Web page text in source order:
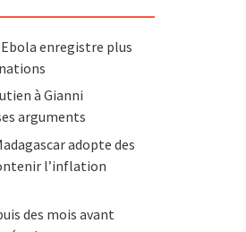
enregistre plus
à Gianni
arguments
adopte des
l’inflation
des mois avant